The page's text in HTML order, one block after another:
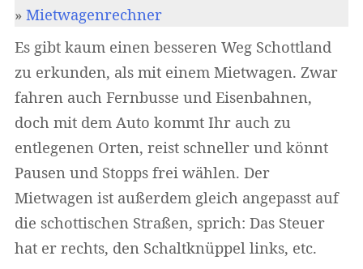
» Mietwagenrechner
Es gibt kaum einen besseren Weg Schottland
zu erkunden, als mit einem Mietwagen. Zwar
fahren auch Fernbusse und Eisenbahnen,
doch mit dem Auto kommt Ihr auch zu
entlegenen Orten, reist schneller und könnt
Pausen und Stopps frei wählen. Der
Mietwagen ist außerdem gleich angepasst auf
die schottischen Straßen, sprich: Das Steuer
hat er rechts, den Schaltknüppel links, etc.